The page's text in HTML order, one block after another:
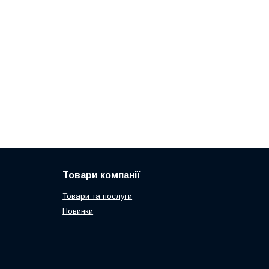
Товари компанії
Товари та послуги
Новинки